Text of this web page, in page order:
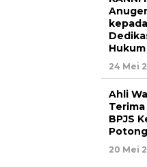
Hukum
24 Mei
Ahli
BPJS
20 Mei